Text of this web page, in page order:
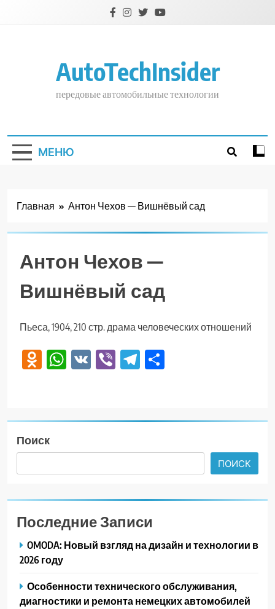
AutoTechInsider
передовые автомобильные технологии
МЕНЮ
Главная Антон Чехов — Вишнёвый сад
Антон Чехов —
Вишнёвый сад
Пьеса, 1904, 210 стр. драма человеческих отношений
Odnoklassniki
WhatsApp
VK ViberTelegram
Поиск
ПОИСК
Последние Записи
OMODA: Новый взгляд на дизайн и технологии в
2026 году
Особенности технического обслуживания,
диагностики и ремонта немецких автомобилей